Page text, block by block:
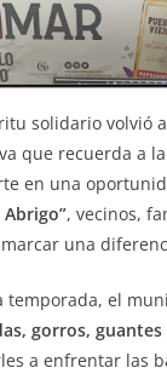
solidario volvió
que recuerda a
en una
Abrigo”, vecinos,
una
temporada, el
gorros,
a enfrentar las